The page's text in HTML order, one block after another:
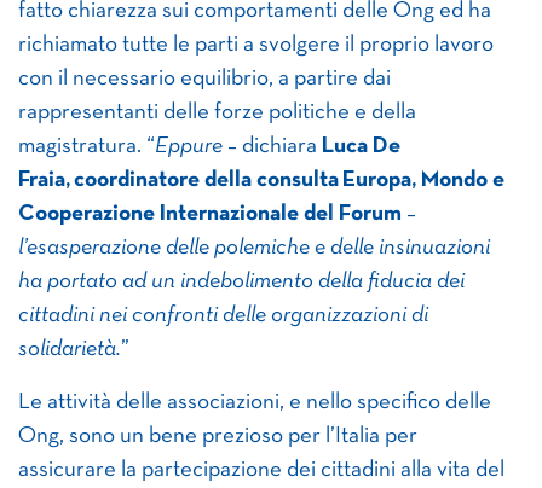
fatto chiarezza sui comportamenti delle Ong ed ha
richiamato tutte le parti a svolgere il proprio lavoro
con il necessario equilibrio, a partire dai
rappresentanti delle forze politiche e della
magistratura. “Eppure – dichiara Luca De
Fraia, coordinatore della consulta Europa, Mondo e
Cooperazione Internazionale del Forum –
l’esasperazione delle polemiche e delle insinuazioni
ha portato ad un indebolimento della fiducia dei
cittadini nei confronti delle organizzazioni di
solidarietà.”
Le attività delle associazioni, e nello specifico delle
Ong, sono un bene prezioso per l’Italia per
assicurare la partecipazione dei cittadini alla vita del